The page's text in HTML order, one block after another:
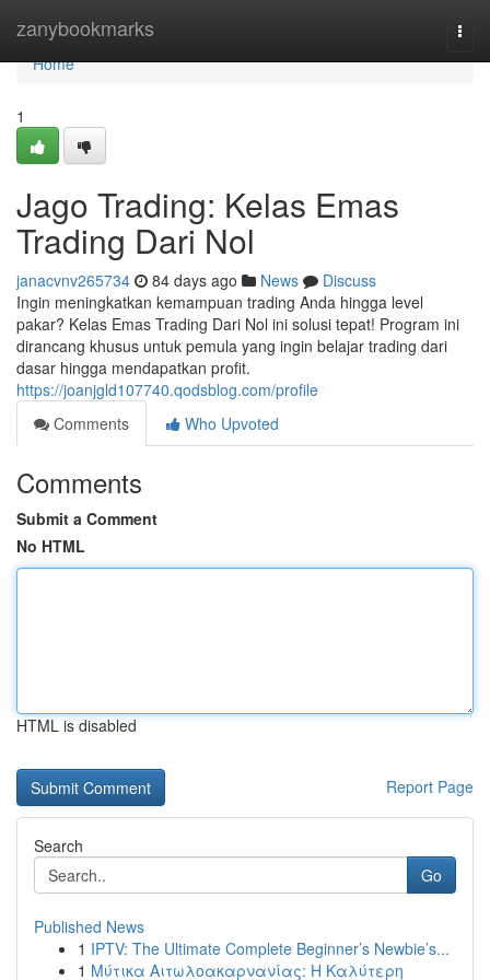
zanybookmarks
Home
Home
1
Jago Trading: Kelas Emas
Trading Dari Nol
janacvnv265734 84 days ago News
Discuss
Ingin meningkatkan kemampuan trading Anda hingga level
pakar? Kelas Emas Trading Dari Nol ini solusi tepat! Program ini
dirancang khusus untuk pemula yang ingin belajar trading dari
dasar hingga mendapatkan profit.
https://joanjgld107740.qodsblog.com/profile
Comments
Who Upvoted
Comments
Submit a Comment
No HTML
HTML is disabled
Report Page
Search
Go
Published News
1 IPTV: The Ultimate Complete Beginner’s Newbie’s...
1 Μύτικα Αιτωλοακαρνανίας: Η Καλύτερη